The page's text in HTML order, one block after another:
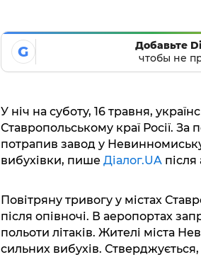
G
Добавьте
чтобы не
У ніч на суботу, 16 травня,
Ставропольському краї Росії.
потрапив завод у
вибухівки, пише Діалог.UAпісля
Повітряну тривогу у містах
після опівночі. В аеропортах
польоти літаків. Жителі міста
сильних вибухів.